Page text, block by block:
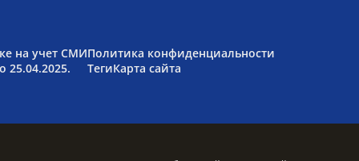
на учет СМИ
25.04.2025.
Политика конфиденциальности
ТегиКарта сайта